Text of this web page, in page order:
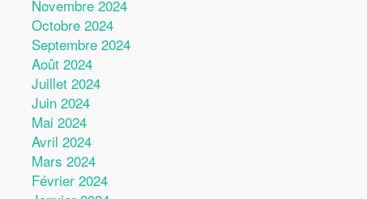
Novembre 2024
Octobre 2024
Septembre 2024
Août 2024
Juillet 2024
Juin 2024
Mai 2024
Avril 2024
Mars 2024
Février 2024